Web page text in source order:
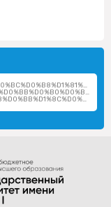
%D0%B2%D0%B0%D1%81%D0%B8%D0%BB%D1%8C%D0%B5%D0%B2%D0%BD%D0%B0/